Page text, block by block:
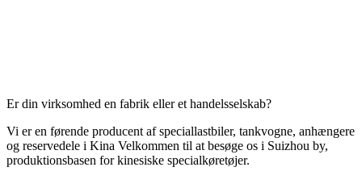
Er din virksomhed en fabrik eller et handelsselskab?
Vi er en førende producent af speciallastbiler, tankvogne, anhængere
og reservedele i Kina Velkommen til at besøge os i Suizhou by,
produktionsbasen for kinesiske specialkøretøjer.